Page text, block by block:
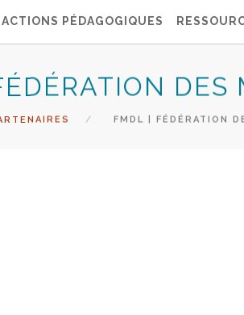
ACTIONS PÉDAGOGIQUES
DES
FMDL | FÉDÉRATION